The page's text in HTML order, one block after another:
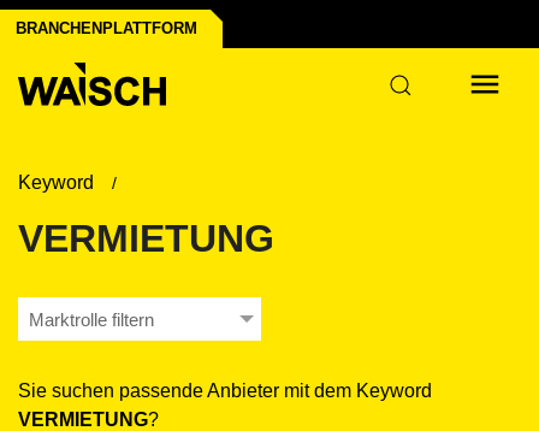
BRANCHENPLATTFORM
Keyword
VERMIETUNG
Marktrolle filtern
Sie suchen passende Anbieter mit dem Keyword
VERMIETUNG?